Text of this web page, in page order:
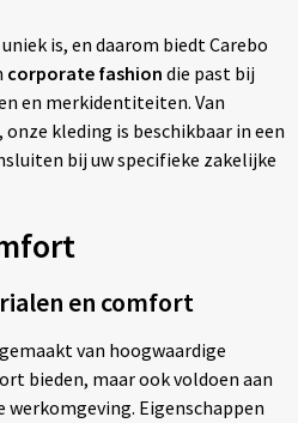
is, en daarom biedt Carebo
corporate fashion die past bij
en merkidentiteiten. Van
kleding is beschikbaar in een
bij uw specifieke zakelijke
en comfort
van hoogwaardige
bieden, maar ook voldoen aan
werkomgeving. Eigenschappen